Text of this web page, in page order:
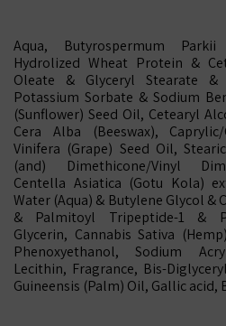
Aqua, Butyrospermum
Hydrolized Wheat Protein &
Oleate & Glyceryl Stearate &
Potassium Sorbate & Sodium
(Sunflower) Seed Oil, Cetearyl
Cera Alba (Beeswax),
Vinifera (Grape) Seed Oil,
(and) Dimethicone/Vinyl
Centella Asiatica (Gotu Kola)
Water (Aqua) & Butylene Glycol &
& Palmitoyl Tripeptide-1 &
Glycerin, Cannabis Sativa
Phenoxyethanol, Sodium
Lecithin, Fragrance, Bis-
Guineensis (Palm) Oil, Gallic acid,